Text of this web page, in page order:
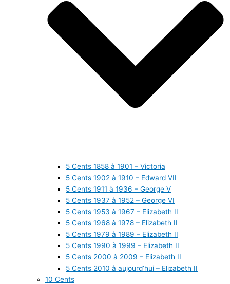
5 Cents 1858 à 1901 – Victoria
5 Cents 1902 à 1910 – Edward VII
5 Cents 1911 à 1936 – George V
5 Cents 1937 à 1952 – George VI
5 Cents 1953 à 1967 – Elizabeth II
5 Cents 1968 à 1978 – Elizabeth II
5 Cents 1979 à 1989 – Elizabeth II
5 Cents 1990 à 1999 – Elizabeth II
5 Cents 2000 à 2009 – Elizabeth II
5 Cents 2010 à aujourd’hui – Elizabeth II
10 Cents